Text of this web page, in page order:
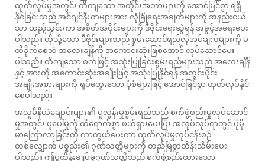
ထုတ်လုပ်မှုအတွင်း တိကျသော အတိုင်းအတာများကို အောင်မြင်စွာ ရရှိ
နိုင်ခြင်းသည် အင်ဂျင်နီယာများအား လုံခြုံရေးအချက်များကို အနည်းငယ်
သာ ထည့်သွင်းကာ အစိတ်အပိုင်းများကို ဒီဇိုင်းရေးဆွဲရန် အခွင့်အရေးပေး
ပါသည်။ ထိုသို့သော ဒီဇိုင်းများသည် စွမ်းဆောင်ရည်လိုအပ်ချက်များကို မ
ထိခိုက်စေဘဲ အလေးချိန်ကို အကောင်းဆုံးဖြစ်အောင် လုပ်ဆောင်ပေး
ပါသည်။ တိကျသော စက်ဖြင့် အသုံးပြုခြင်းစွမ်းရည်များသည် အလေးချိန်
နှင့် အားကို အကောင်းဆုံးအချိုးဖြင့် အသုံးပြုနိုင်ရန် အတွင်းပိုင်း
အချိုးအစားများကို ရှုပ်ထွေးသော ပုံစံများဖြင့် အောင်မြင်စွာ ထုတ်လုပ်နိုင်
စေပါသည်။
အလူမီနီယံချောင်းများ၏ ပူလွန်းမှုစွမ်းရည်သည် စက်ဖွဲ့စည်းမှုလုပ်ဆောင်
မှုအတွင်း ပူပေါ်မှုကို ထိရောက်စွာ ဖယ်ရှားပေးပြီး အလုပ်လုပ်ရာတွင် ပိုမို
မာကြောလာခြင်းကို ကာကွယ်ပေးကာ ထုတ်လုပ်မှုလုပ်ငန်းစဉ်
တစ်လျှောက် ပစ္စည်း၏ ဂုဏ်သတ္တိများကို တည်မြဲစွာထိန်းသိမ်းပေး
ပါသည်။ ဤပူထိန်းချုပ်မှုဂုဏ်သတ္တိသည် စက်ဖွဲ့စည်းထားသော